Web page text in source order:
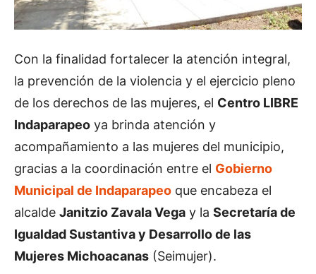
Con la finalidad fortalecer la atención integral,
la prevención de la violencia y el ejercicio pleno
de los derechos de las mujeres, el Centro LIBRE
Indaparapeo ya brinda atención y
acompañamiento a las mujeres del municipio,
gracias a la coordinación entre el Gobierno
Municipal de Indaparapeo que encabeza el
alcalde Janitzio Zavala Vega y la Secretaría de
Igualdad Sustantiva y Desarrollo de las
Mujeres Michoacanas (Seimujer).